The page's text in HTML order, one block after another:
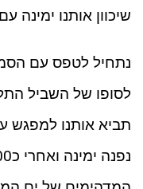
שיכוון אותנו ימינה
לסופו של השביל
תביא אותנו למפגש